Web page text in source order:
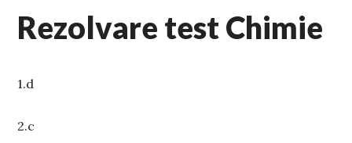
Rezolvare test Chimie
1.d
2.c